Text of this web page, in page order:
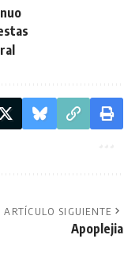
ARTÍCULO SIGUIENTE
Apoplejia